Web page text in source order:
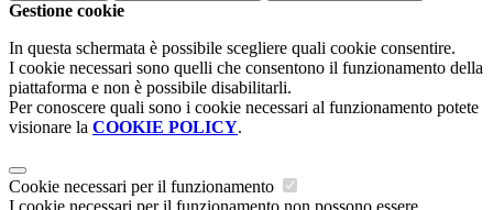
Gestione cookie
In questa schermata è possibile scegliere quali cookie consentire.
I cookie necessari sono quelli che consentono il funzionamento della
piattaforma e non è possibile disabilitarli.
Per conoscere quali sono i cookie necessari al funzionamento potete
visionare la COOKIE POLICY.
Cookie necessari per il funzionamento